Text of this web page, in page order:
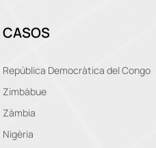
CASOS
República Democràtica del Congo
Zimbàbue
Zàmbia
Nigèria